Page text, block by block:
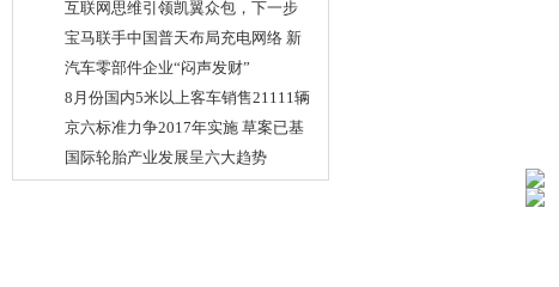
2015中国汽车产业发展国际论坛
互联网思维引领凯翼众包，下一步
如何前行？
宝马联手中国普天布局充电网络 新
能源中国战略清晰
汽车零部件企业“闷声发财”
8月份国内5米以上客车销售21111辆
京六标准力争2017年实施 草案已基
本制定国际轮胎产业发展呈六大趋势